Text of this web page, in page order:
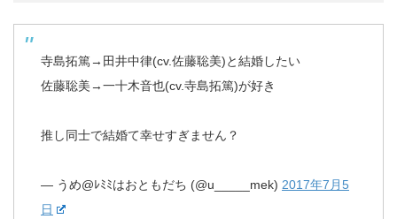
寺島拓篤→田井中律(cv.佐藤聡美)と結婚したい
佐藤聡美→一十木音也(cv.寺島拓篤)が好き
推し同士で結婚て幸せすぎません？
— うめ@ﾚﾐﾐはおともだち (@u_____mek) 2017年7月5
日